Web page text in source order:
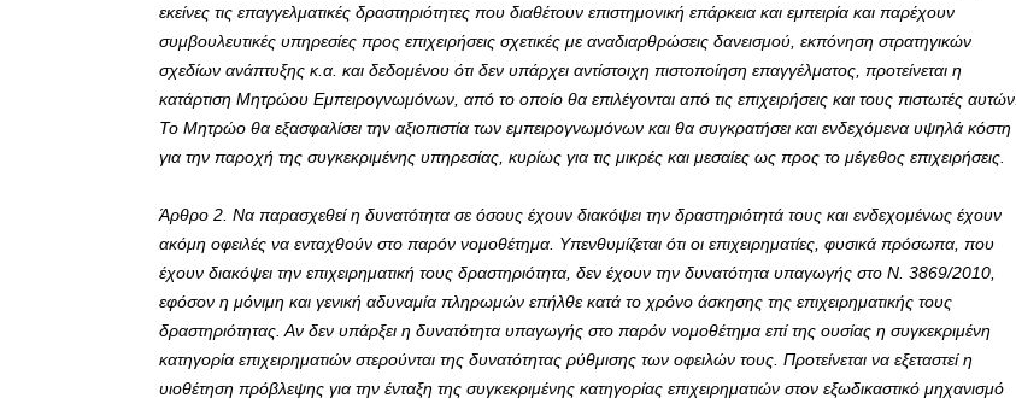
εκείνες τις επαγγελματικές δραστηριότητες που διαθέτουν επιστημονική επάρκεια και εμπειρία και παρέχουν
συμβουλευτικές υπηρεσίες προς επιχειρήσεις σχετικές με αναδιαρθρώσεις δανεισμού, εκπόνηση στρατηγικών
σχεδίων ανάπτυξης κ.α. και δεδομένου ότι δεν υπάρχει αντίστοιχη πιστοποίηση επαγγέλματος, προτείνεται η
κατάρτιση Μητρώου Εμπειρογνωμόνων, από το οποίο θα επιλέγονται από τις επιχειρήσεις και τους πιστωτές αυτών.
Το Μητρώο θα εξασφαλίσει την αξιοπιστία των εμπειρογνωμόνων και θα συγκρατήσει και ενδεχόμενα υψηλά κόστη
για την παροχή της συγκεκριμένης υπηρεσίας, κυρίως για τις μικρές και μεσαίες ως προς το μέγεθος επιχειρήσεις.
Άρθρο 2. Να παρασχεθεί η δυνατότητα σε όσους έχουν διακόψει την δραστηριότητά τους και ενδεχομένως έχουν
ακόμη οφειλές να ενταχθούν στο παρόν νομοθέτημα. Υπενθυμίζεται ότι οι επιχειρηματίες, φυσικά πρόσωπα, που
έχουν διακόψει την επιχειρηματική τους δραστηριότητα, δεν έχουν την δυνατότητα υπαγωγής στο Ν. 3869/2010,
εφόσον η μόνιμη και γενική αδυναμία πληρωμών επήλθε κατά το χρόνο άσκησης της επιχειρηματικής τους
δραστηριότητας. Αν δεν υπάρξει η δυνατότητα υπαγωγής στο παρόν νομοθέτημα επί της ουσίας η συγκεκριμένη
κατηγορία επιχειρηματιών στερούνται της δυνατότητας ρύθμισης των οφειλών τους. Προτείνεται να εξεταστεί η
υιοθέτηση πρόβλεψης για την ένταξη της συγκεκριμένης κατηγορίας επιχειρηματιών στον εξωδικαστικό μηχανισμό